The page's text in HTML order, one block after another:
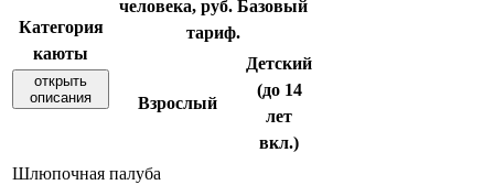
Категория
каюты
открыть
описания
человека, руб. Базовый
тариф.
Взрослый
Детский
(до 14
лет
вкл.)
Шлюпочная палуба